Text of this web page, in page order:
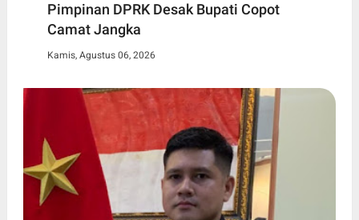
Pimpinan DPRK Desak Bupati Copot
Camat Jangka
Kamis, Agustus 06, 2026